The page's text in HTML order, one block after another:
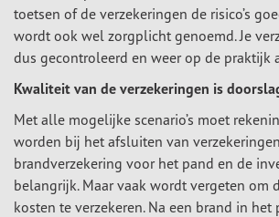
toetsen of de verzekeringen de risico’s
wordt ook wel zorgplicht genoemd. Je
dus gecontroleerd en weer op de praktijk
Kwaliteit van de verzekeringen is
Met alle mogelijke scenario’s moet
worden bij het afsluiten van
brandverzekering voor het pand en de
belangrijk. Maar vaak wordt vergeten om
kosten te verzekeren. Na een brand in